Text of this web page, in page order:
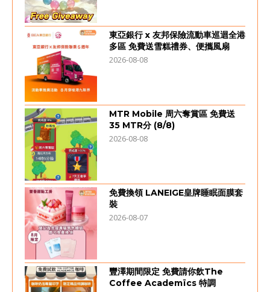
東亞銀行 x 友邦保險流動車巡迴全港
多區 免費送雪糕禮券、便攜風扇
2026-08-08
MTR Mobile 周六奪賞區 免費送
35 MTR分 (8/8)
2026-08-08
免費換領 LANEIGE皇牌睡眠面膜套
裝
2026-08-07
豐澤期間限定 免費請你飲The
Coffee Academïcs 特調